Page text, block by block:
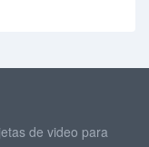
de video para